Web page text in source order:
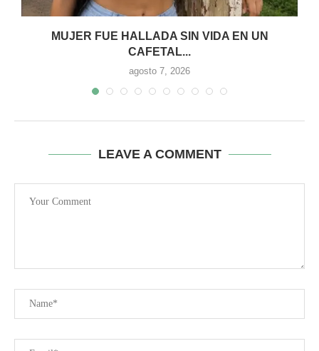
MUJER FUE HALLADA SIN VIDA EN UN
CAFETAL...
agosto 7, 2026
LEAVE A COMMENT